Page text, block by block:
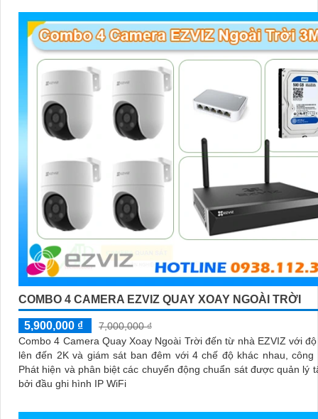
COMBO 4 CAMERA EZVIZ QUAY XOAY NGOÀI TRỜI
5,900,000 ₫
7,000,000 ₫
Combo 4 Camera Quay Xoay Ngoài Trời đến từ nhà EZVIZ với
lên đến 2K và giám sát ban đêm với 4 chế độ khác nhau, công
Phát hiện và phân biệt các chuyển động chuẩn sát được quản lý
bởi đầu ghi hình IP WiFi